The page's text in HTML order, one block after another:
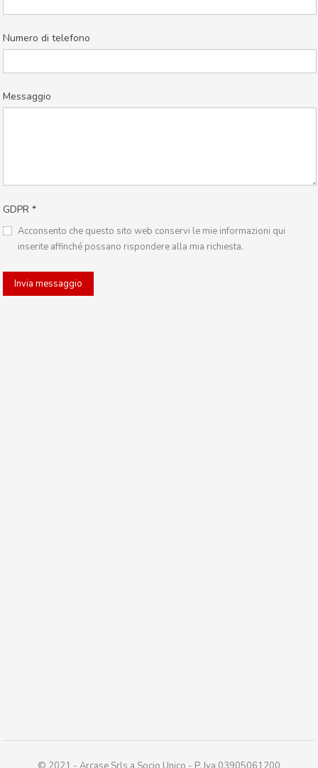
Numero di telefono
Messaggio
GDPR *
Acconsento che questo sito web conservi le mie informazioni qui
inserite affinché possano rispondere alla mia richiesta.